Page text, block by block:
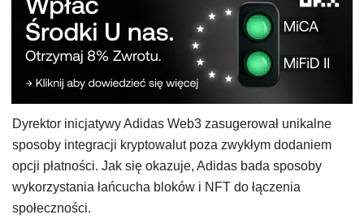
Dyrektor inicjatywy Adidas Web3 zasugerował unikalne
sposoby integracji kryptowalut poza zwykłym dodaniem
opcji płatności. Jak się okazuje, Adidas bada sposoby
wykorzystania łańcucha bloków i NFT do łączenia
społeczności.